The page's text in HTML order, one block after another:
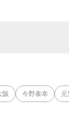
阪 今野泰幸 元